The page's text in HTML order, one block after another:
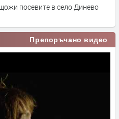
посевите в село Динево
Препоръчано видео